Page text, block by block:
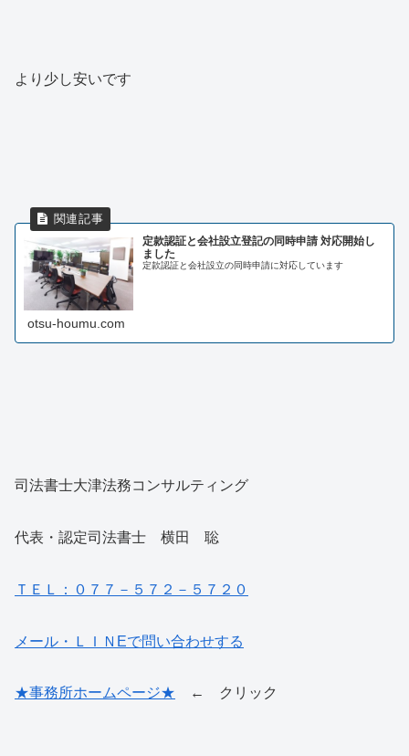
より少し安いです
定款認証と会社設立登記の同時申請 対応開始し
ました
定款認証と会社設立の同時申請に対応しています
otsu-houmu.com
司法書士大津法務コンサルティング
代表・認定司法書士 横田 聡
ＴＥＬ：０７７－５７２－５７２０
メール・ＬＩＮEで問い合わせする
★事務所ホームページ★ ← クリック